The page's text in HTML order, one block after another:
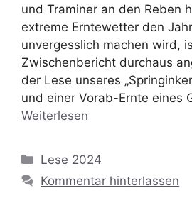
und Traminer an den Reben
extreme Erntewetter den
unvergesslich machen wird,
Zwischenbericht durchaus
der Lese unseres
und einer Vorab-Ernte eines
Weiterlesen
Kategorien
Lese 2024
Kommentar hinterlassen